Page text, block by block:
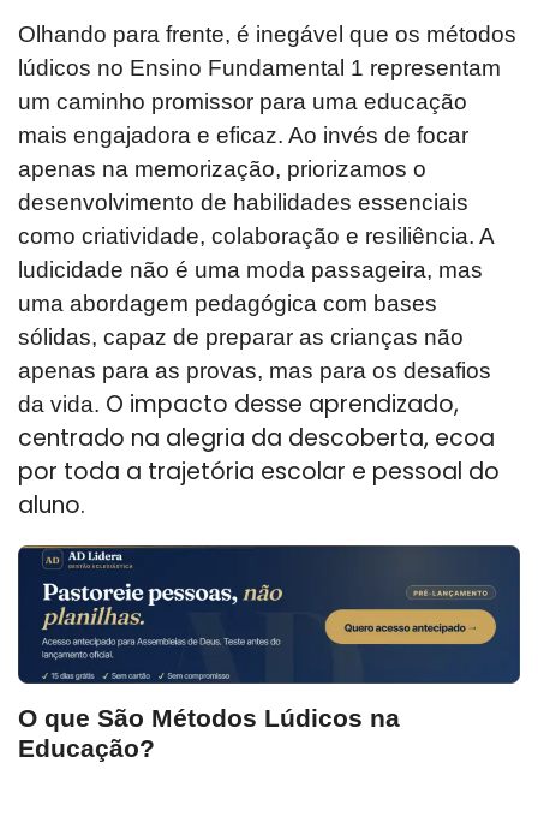
Olhando para frente, é inegável que os métodos
lúdicos no Ensino Fundamental 1 representam
um caminho promissor para uma educação
mais engajadora e eficaz. Ao invés de focar
apenas na memorização, priorizamos o
desenvolvimento de habilidades essenciais
como criatividade, colaboração e resiliência. A
ludicidade não é uma moda passageira, mas
uma abordagem pedagógica com bases
sólidas, capaz de preparar as crianças não
apenas para as provas, mas para os desafios
da vida. O impacto desse aprendizado,
centrado na alegria da descoberta, ecoa
por toda a trajetória escolar e pessoal do
aluno.
O que São Métodos Lúdicos na
Educação?